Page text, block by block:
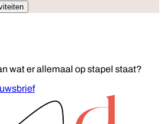
wat er allemaal op stapel staat?